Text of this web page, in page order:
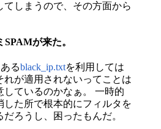
てしまうので、その方面から
が来た。
るblack_ip.txtを利用しては
れが適用されないってことは
しているのかなぁ。 一時的
した所で根本的にフィルタを
ろうし、困ったもんだ。